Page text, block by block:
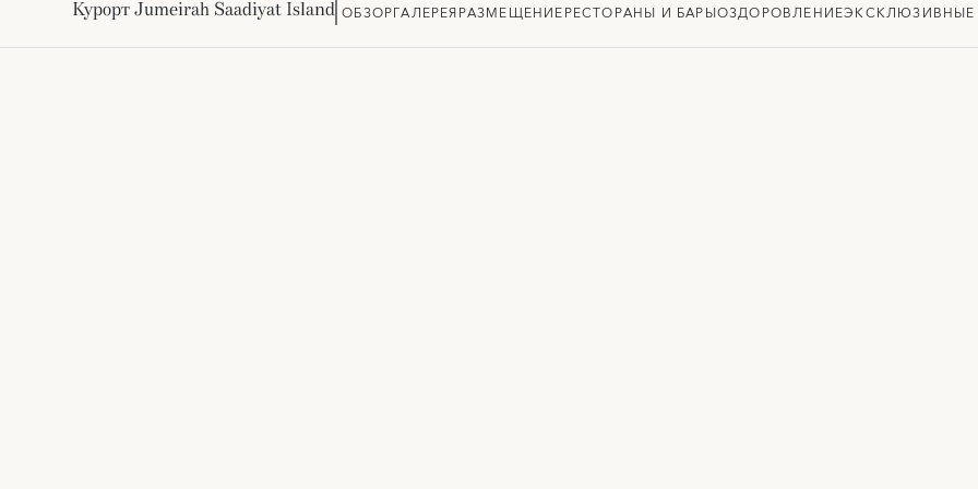
Курорт Jumeirah Saadiyat Island ОБЗОРГАЛЕРЕЯРАЗМЕЩЕНИЕРЕСТОРАНЫ И БАРЫОЗДОРОВЛЕНИЕ